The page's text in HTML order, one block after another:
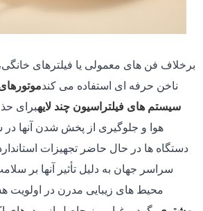
برخلاف فن های معمولی یا فیلترهای
ناخن حرفه ای استفاده می کند
سیستم های فیلتراسیون چند لایهبرای
هوا و جلوگیری از پخش شدن آنها
دستگاه ها در حال حاضر تجهیزات
سراسر جهان به دلیل تأثیر آنها بر
محیط های زیبایی مدرن در اولویت